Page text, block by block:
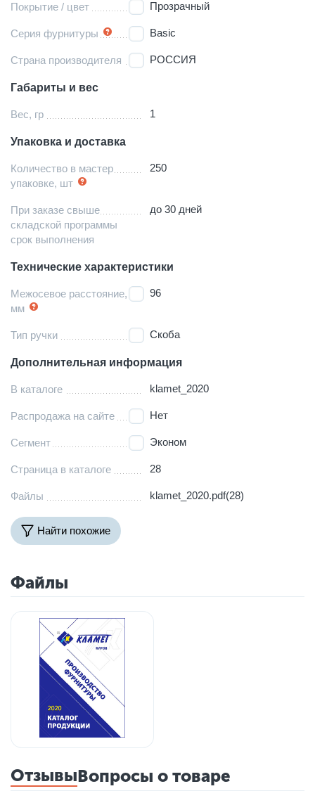
Покрытие / цвет Прозрачный
Серия фурнитуры Basic
Страна производителя РОССИЯ
Габариты и вес
Вес, гр 1
Упаковка и доставка
Количество в мастер
упаковке, шт
250
При заказе свыше
складской программы
срок выполнения
до 30 дней
Технические характеристики
Межосевое расстояние,
мм
96
Тип ручки Скоба
Дополнительная информация
В каталоге klamet_2020
Распродажа на сайте Нет
Сегмент Эконом
Страница в каталоге 28
Файлы klamet_2020.pdf(28)
Найти похожие
Файлы
ОтзывыВопросы о товаре